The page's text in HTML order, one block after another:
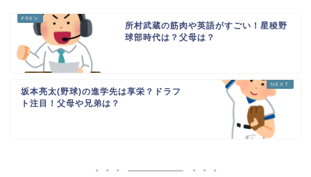
所村武蔵の筋肉や英語がすごい！星稜野
球部時代は？父母は？
坂本亮太(野球)の進学先は享栄？ドラフ
ト注目！父母や兄弟は？